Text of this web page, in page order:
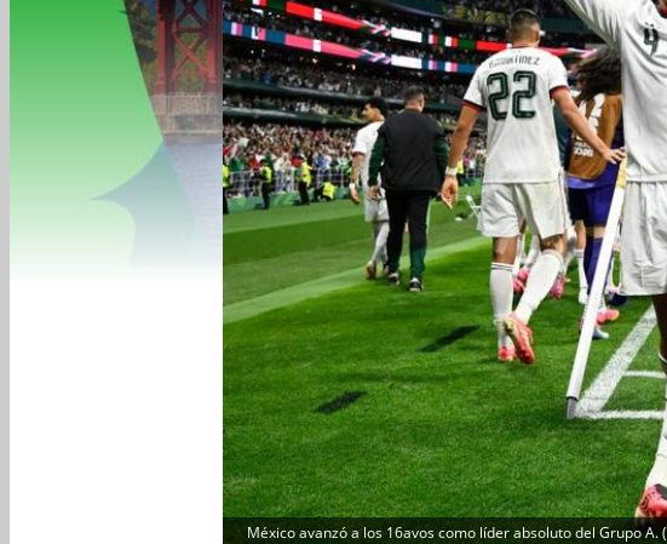
México avanzó a los 16avos como líder absoluto del Grupo A.